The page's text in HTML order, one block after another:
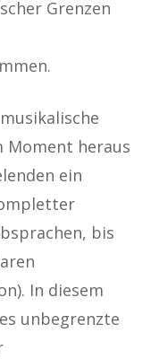
Grenzen
Moment heraus
ein
bis
In diesem
unbegrenzte